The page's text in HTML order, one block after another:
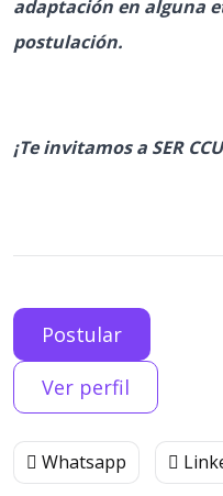
adaptación en alguna
postulación.
¡Te invitamos a SER
Postular
Ver perfil
Whatsapp